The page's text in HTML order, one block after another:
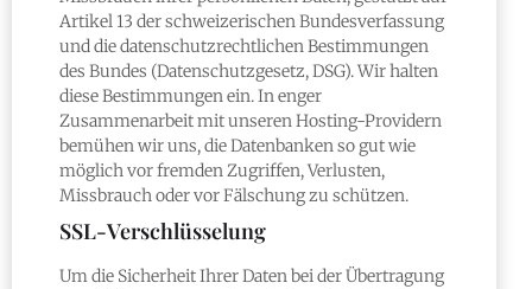
Artikel 13 der schweizerischen Bundesverfassung
und die datenschutzrechtlichen Bestimmungen
des Bundes (Datenschutzgesetz, DSG). Wir halten
diese Bestimmungen ein. In enger
Zusammenarbeit mit unseren Hosting-Providern
bemühen wir uns, die Datenbanken so gut wie
möglich vor fremden Zugriffen, Verlusten,
Missbrauch oder vor Fälschung zu schützen.
SSL-Verschlüsselung
Um die Sicherheit Ihrer Daten bei der Übertragung